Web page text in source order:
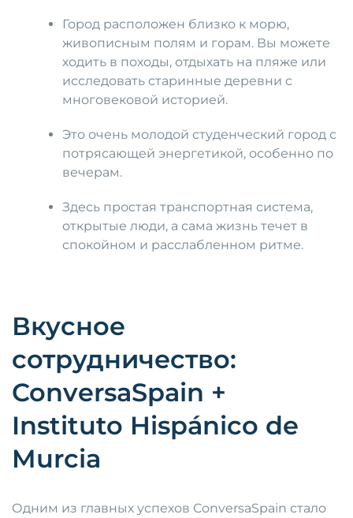
Город расположен близко к морю,
живописным полям и горам. Вы можете
ходить в походы, отдыхать на пляже или
исследовать старинные деревни с
многовековой историей.
Это очень молодой студенческий город с
потрясающей энергетикой, особенно по
вечерам.
Здесь простая транспортная система,
открытые люди, а сама жизнь течет в
спокойном и расслабленном ритме.
Вкусное
сотрудничество:
ConversaSpain +
Instituto Hispánico de
Murcia
Одним из главных успехов ConversaSpain стало